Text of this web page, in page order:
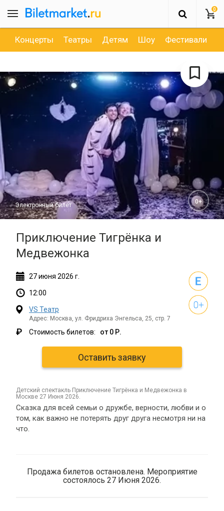
0
Концерты Театры Детям Шоу Фестивали
Приключение Тигрёнка и
Медвежонка
Электронный билет 0+
27июня 2026 г.
12:00
VS Театр
Адрес: Москва, ул. Фридриха Энгельса, 25, стр. 7
₽ Стоимость билетов: от 0 Р.
Оставить заявку
детский спектакль Приключение Тигрёнка и Медвежонка в
Москве 27 Июня 2026.
Сказка для всей семьи о дружбе, верности, любви и о
том, как важно не потерять друг друга несмотря ни на
что.
Продажа билетов остановлена. Мероприятие
состоялось 27 Июня 2026.